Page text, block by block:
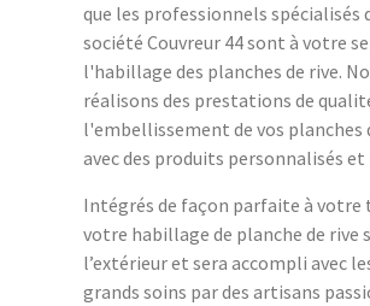
que les professionnels spécialisés
société Couvreur 44 sont à votre
l'habillage des planches de rive.
réalisons des prestations de
l'embellissement de vos planches
avec des produits personnalisés
Intégrés de façon parfaite à votre
votre habillage de planche de rive
l’extérieur et sera accompli avec
grands soins par des artisans